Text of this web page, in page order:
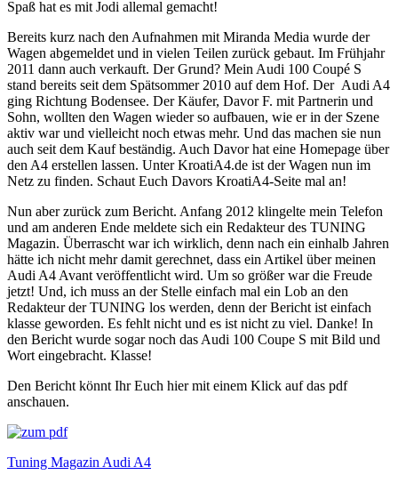
Spaß hat es mit Jodi allemal gemacht!
Bereits kurz nach den Aufnahmen mit Miranda Media wurde der
Wagen abgemeldet und in vielen Teilen zurück gebaut. Im Frühjahr
2011 dann auch verkauft. Der Grund? Mein Audi 100 Coupé S
stand bereits seit dem Spätsommer 2010 auf dem Hof. Der Audi A4
ging Richtung Bodensee. Der Käufer, Davor F. mit Partnerin und
Sohn, wollten den Wagen wieder so aufbauen, wie er in der Szene
aktiv war und vielleicht noch etwas mehr. Und das machen sie nun
auch seit dem Kauf beständig. Auch Davor hat eine Homepage über
den A4 erstellen lassen. Unter KroatiA4.de ist der Wagen nun im
Netz zu finden. Schaut Euch Davors KroatiA4-Seite mal an!
Nun aber zurück zum Bericht. Anfang 2012 klingelte mein Telefon
und am anderen Ende meldete sich ein Redakteur des TUNING
Magazin. Überrascht war ich wirklich, denn nach ein einhalb Jahren
hätte ich nicht mehr damit gerechnet, dass ein Artikel über meinen
Audi A4 Avant veröffentlicht wird. Um so größer war die Freude
jetzt! Und, ich muss an der Stelle einfach mal ein Lob an den
Redakteur der TUNING los werden, denn der Bericht ist einfach
klasse geworden. Es fehlt nicht und es ist nicht zu viel. Danke! In
den Bericht wurde sogar noch das Audi 100 Coupe S mit Bild und
Wort eingebracht. Klasse!
Den Bericht könnt Ihr Euch hier mit einem Klick auf das pdf
anschauen.
Tuning Magazin Audi A4